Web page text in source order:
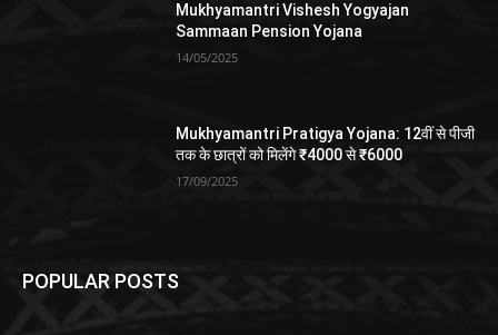
Mukhyamantri Vishesh Yogyajan
Sammaan Pension Yojana
14/05/2025
Mukhyamantri Pratigya Yojana: 12वीं से पीजी
तक के छात्रों को मिलेंगे ₹4000 से ₹6000
17/09/2025
POPULAR POSTS